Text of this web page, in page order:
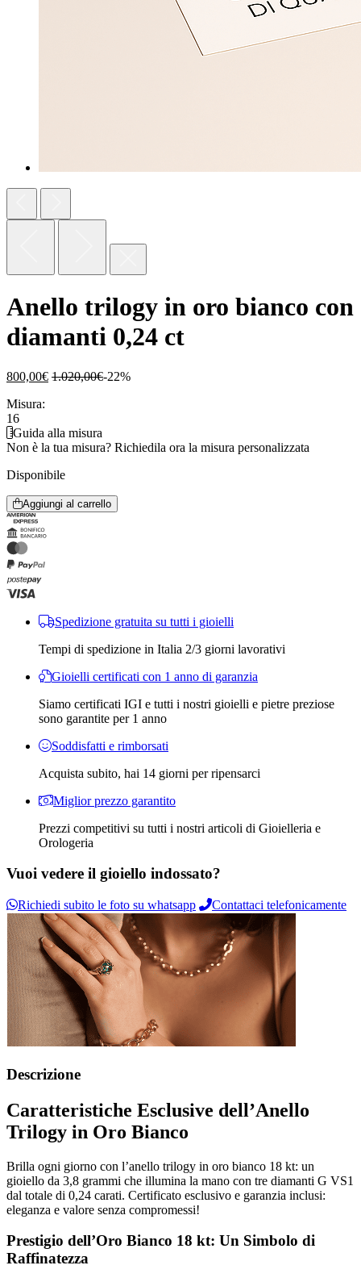
Anello trilogy in oro bianco con
diamanti 0,24 ct
800,00€ 1.020,00€-22%
Misura:
16
Guida alla misura
Non è la tua misura? Richiedila ora la misura personalizzata
Disponibile
Aggiungi al carrello
Spedizione gratuita su tutti i gioielli
Tempi di spedizione in Italia 2/3 giorni lavorativi
Gioielli certificati con 1 anno di garanzia
Siamo certificati IGI e tutti i nostri gioielli e pietre preziose
sono garantite per 1 anno
Soddisfatti e rimborsati
Acquista subito, hai 14 giorni per ripensarci
Miglior prezzo garantito
Prezzi competitivi su tutti i nostri articoli di Gioielleria e
Orologeria
Vuoi vedere il gioiello indossato?
Richiedi subito le foto su whatsapp Contattaci telefonicamente
Descrizione
Caratteristiche Esclusive dell’Anello
Trilogy in Oro Bianco
Brilla ogni giorno con l’anello trilogy in oro bianco 18 kt: un
gioiello da 3,8 grammi che illumina la mano con tre diamanti G VS1
dal totale di 0,24 carati. Certificato esclusivo e garanzia inclusi:
eleganza e valore senza compromessi!
Prestigio dell’Oro Bianco 18 kt: Un Simbolo di
Raffinatezza